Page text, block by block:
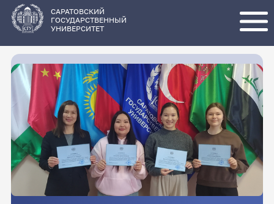
основному
содержанию
САРАТОВСКИЙ
ГОСУДАРСТВЕННЫЙ
УНИВЕРСИТЕТ